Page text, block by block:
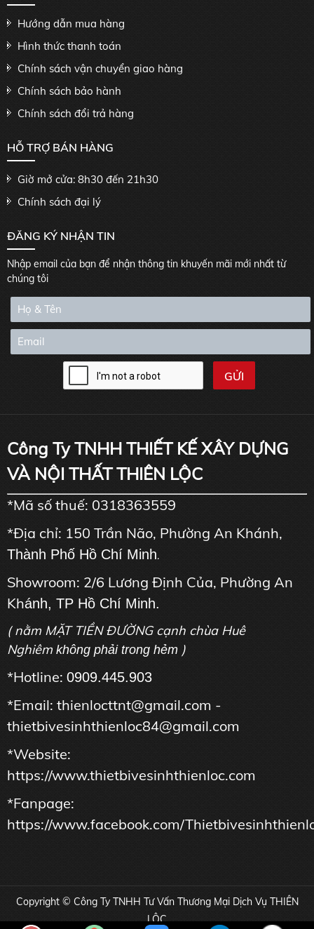
Hướng dẫn mua hàng
Hình thức thanh toán
Chính sách vận chuyển giao hàng
Chính sách bảo hành
Chính sách đổi trả hàng
HỖ TRỢ BÁN HÀNG
Giờ mở cửa: 8h30 đến 21h30
Chính sách đại lý
ĐĂNG KÝ NHẬN TIN
Nhập email của bạn để nhận thông tin khuyến mãi mới nhất từ
chúng tôi
Công Ty TNHH THIẾT KẾ XÂY DỰNG
VÀ NỘI THẤT THIÊN LỘC
*Mã số thuế: 0318363559
*Địa chỉ: 150 Trần Não, Phường An Khánh,
Thành Phố Hồ Chí Minh.
Showroom: 2/6 Lương Định Của, Phường An
Khánh, TP Hồ Chí Minh.
( nằm MẶT TIỀN ĐƯỜNG cạnh chùa Huê
Nghiêm không phải trong hẻm )
*Hotline: 0909.445.903
*Email: thienlocttnt@gmail.com -
thietbivesinhthienloc84@gmail.com
*Website:
https://www.thietbivesinhthienloc.com
*Fanpage:
https://www.facebook.com/
Copyright © Công Ty TNHH Tư Vấn Thương Mại Dịch Vụ THIÊN
LỘC